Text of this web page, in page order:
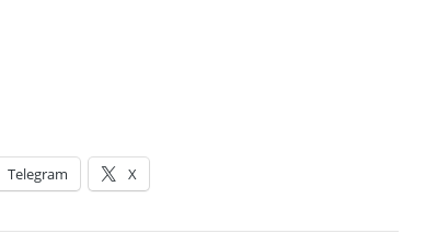
Telegram X